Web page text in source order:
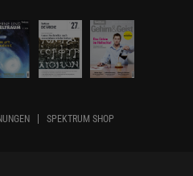
SPEKTRUM SHOP